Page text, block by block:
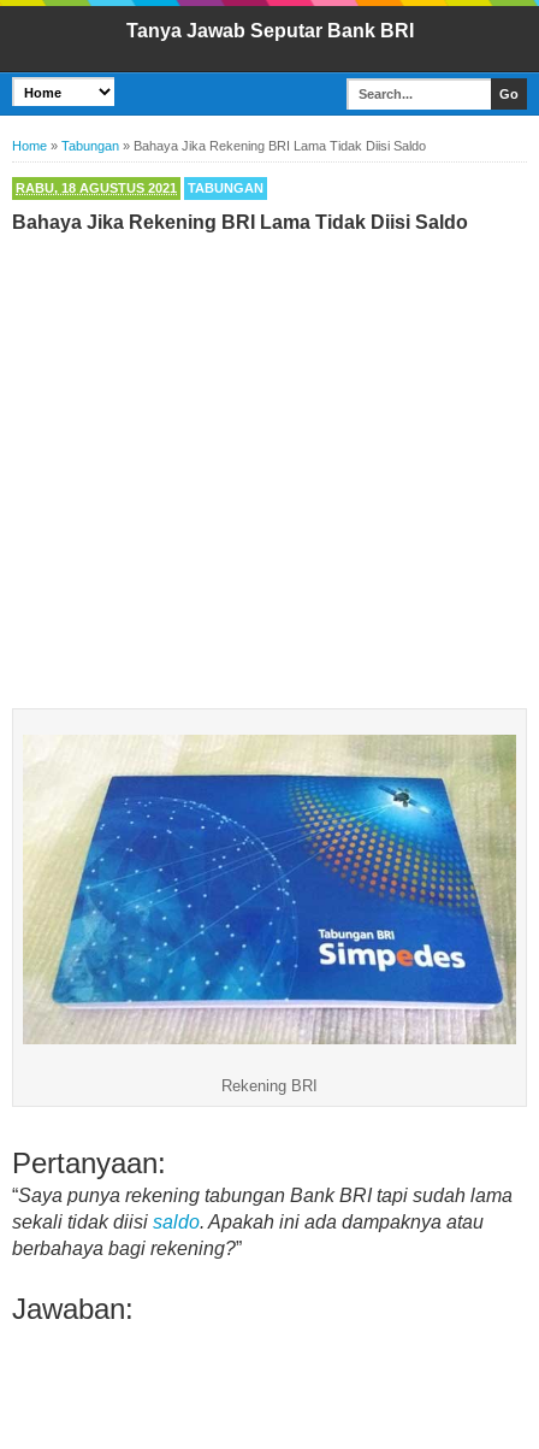
Tanya Jawab Seputar Bank BRI
Home » Tabungan » Bahaya Jika Rekening BRI Lama Tidak Diisi Saldo
RABU, 18 AGUSTUS 2021 TABUNGAN
Bahaya Jika Rekening BRI Lama Tidak Diisi Saldo
Rekening BRI
Pertanyaan:
“Saya punya rekening tabungan Bank BRI tapi sudah lama
sekali tidak diisi saldo. Apakah ini ada dampaknya atau
berbahaya bagi rekening?”
Jawaban: